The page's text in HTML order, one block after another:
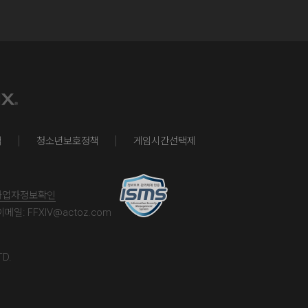
청소년보호정책 게임시간선택제
자정보확인
메일: FFXIV@actoz.com